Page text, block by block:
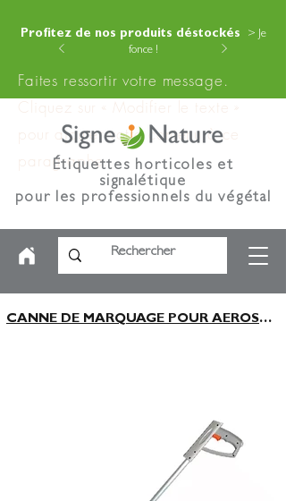
Profitez de nos produits déstockés
> Je
fonce !
Faites ressortir votre message.
Cliquez sur « Modifier le texte »
pour ajouter votre contenu à ce
paragraphe.
Étiquettes horticoles et
signalétique
pour les professionnels du végétal
CANNE DE MARQUAGE POUR AEROSOLS x1